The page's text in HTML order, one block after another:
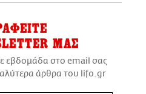
ΜΑΣ
εβδομάδα στο email σας
άρθρα του lifo.gr